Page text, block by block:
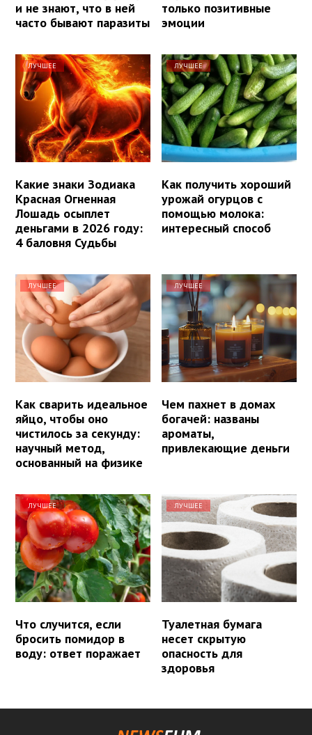
и не знают, что в ней
часто бывают паразиты
только позитивные
эмоции
ЛУЧШЕЕ
Какие знаки Зодиака
Красная Огненная
Лошадь осыплет
деньгами в 2026 году:
4 баловня Судьбы
ЛУЧШЕЕ
Как получить хороший
урожай огурцов с
помощью молока:
интересный способ
ЛУЧШЕЕ
Как сварить идеальное
яйцо, чтобы оно
чистилось за секунду:
научный метод,
основанный на физике
ЛУЧШЕЕ
Чем пахнет в домах
богачей: названы
ароматы,
привлекающие деньги
ЛУЧШЕЕ
Что случится, если
бросить помидор в
воду: ответ поражает
ЛУЧШЕЕ
Туалетная бумага
несет скрытую
опасность для
здоровья